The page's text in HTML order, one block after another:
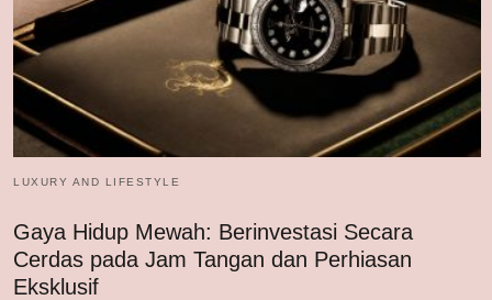
LUXURY AND LIFESTYLE
Gaya Hidup Mewah: Berinvestasi Secara
Cerdas pada Jam Tangan dan Perhiasan
Eksklusif